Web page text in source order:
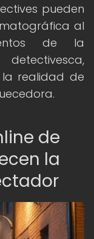
pueden
al
de la
realidad de
de
la